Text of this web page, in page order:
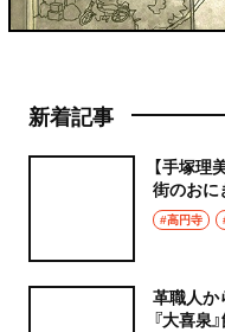
新着記事
【手塚理
街のおに
タ」へ！
#高円寺
革職人か
『大喜泉